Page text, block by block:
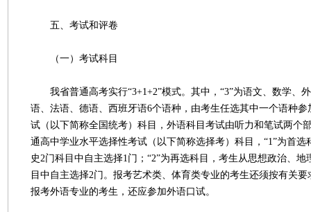
五、考试和评卷
（一）考试科目
我省普通高考实行“3+1+2”模式。其中，“3”为语文、数学、
语、法语、德语、西班牙语6个语种，由考生任选其中一个语种
试（以下简称全国统考）科目，外语科目考试由听力和笔试两个
通高中学业水平选择性考试（以下简称选择考）科目，“1”为首选
史2门科目中自主选择1门；“2”为再选科目，考生从思想政治、
目中自主选择2门。报考艺术类、体育类专业的考生还须按有关
报考外语专业的考生，还应参加外语口试。